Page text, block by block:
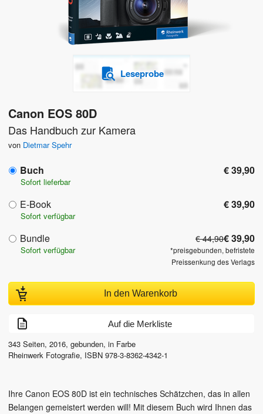
Leseprobe
Canon EOS 80D
Das Handbuch zur Kamera
von Dietmar Spehr
Buch € 39,90
Sofort lieferbar
E-Book € 39,90
Sofort verfügbar
Bundle € 44,90€ 39,90
*preisgebunden, befristete
Preissenkung des Verlags
Sofort verfügbar
In den Warenkorb
Auf die Merkliste
343 Seiten, 2016, gebunden, in Farbe
Rheinwerk Fotografie, ISBN 978-3-8362-4342-1
Ihre Canon EOS 80D ist ein technisches Schätzchen, das in allen
Belangen gemeistert werden will! Mit diesem Buch wird Ihnen das